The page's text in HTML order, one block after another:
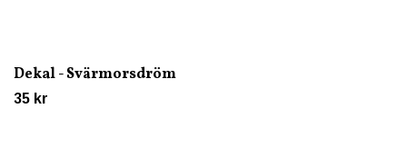
Dekal - Svärmorsdröm
35 kr